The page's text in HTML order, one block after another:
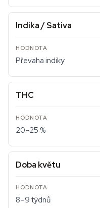
Indika / Sativa
Převaha indiky
THC
20–25 %
Doba květu
8–9 týdnů